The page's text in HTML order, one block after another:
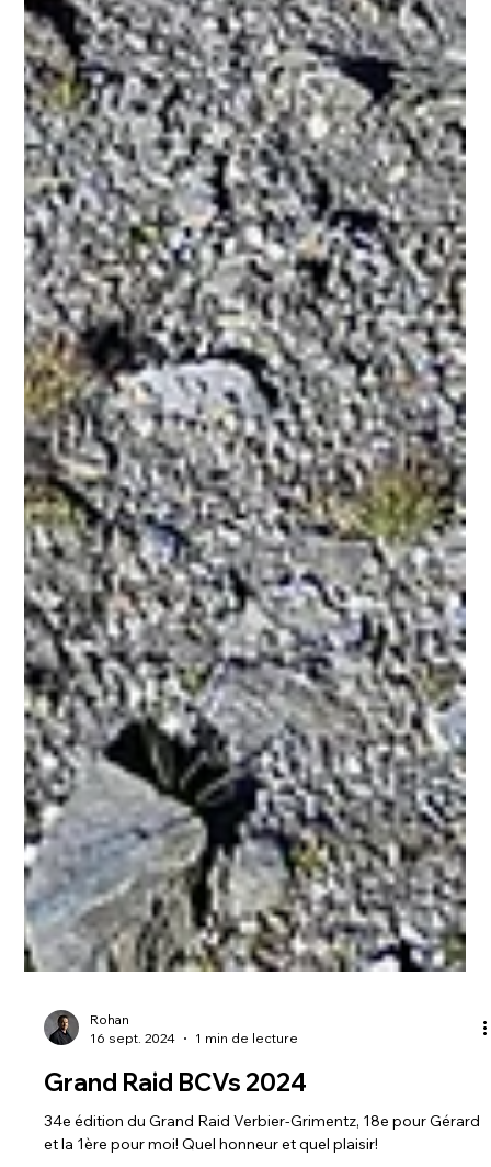
Rohan
16 sept. 2024
1 min de lecture
Grand Raid BCVs 2024